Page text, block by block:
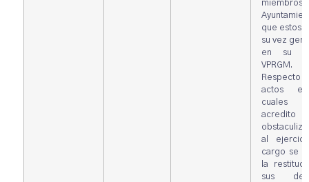
que estos
su vez
en su
VPRGM.
actos
cuales
al
cargo se
la
sus